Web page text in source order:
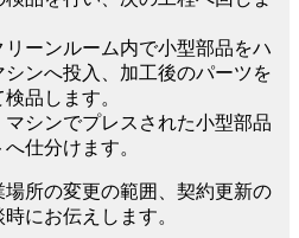
リーンルーム内で小型部品をハ
ンへ投入、加工後のパーツを
品します。
マシンでプレスされた小型部品
仕分けます。
所の変更の範囲、契約更新の
にお伝えします。